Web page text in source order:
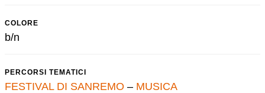
COLORE
b/n
PERCORSI TEMATICI
FESTIVAL DI SANREMO – MUSICA